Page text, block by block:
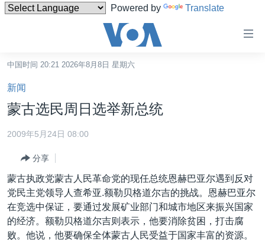
Powered by Translate
碍
链
接
跳
转
容
导
中国
港澳
国际
最新国际新闻
印太
分类新闻
经济·金融·贸易
美中关系
中国时间 20:21 2026年8月8日 星期六
新闻
蒙古选民周日选举新总统
2009年5月24日 08:00
分享
蒙古执政党蒙古人民革命党的现任总统恩赫巴亚尔遇到反对
党民主党领导人查希亚.额勒贝格道尔吉的挑战。恩赫巴亚尔
在竞选中保证，要通过发展矿业部门和城市地区来振兴国家
的经济。额勒贝格道尔吉则表示，他要消除贫困，打击腐
败。他说，他要确保全体蒙古人民受益于国家丰富的资源。